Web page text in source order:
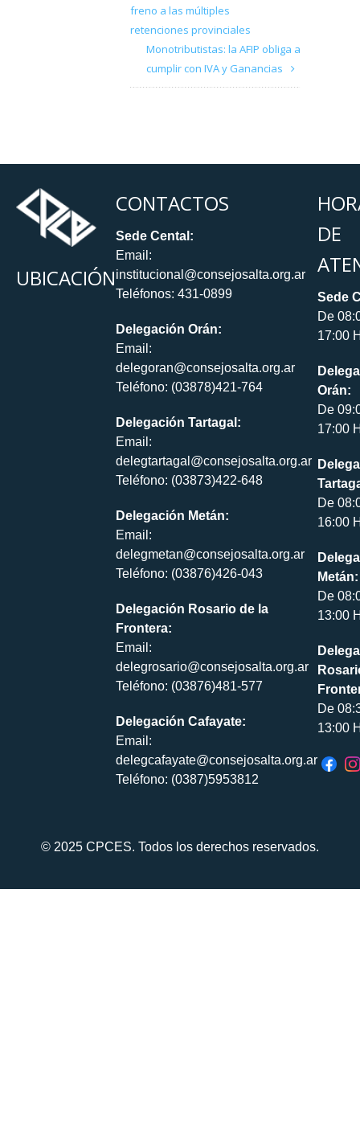
freno a las múltiples
retenciones provinciales
Monotributistas: la AFIP obliga a
cumplir con IVA y Ganancias
UBICACIÓN
CONTACTOS
Sede Cental:
Email:
institucional@consejosalta.org.ar
Teléfonos: 431-0899
Delegación Orán:
Email:
delegoran@consejosalta.org.ar
Teléfono: (03878)421-764
Delegación Tartagal:
Email:
delegtartagal@consejosalta.org.ar
Teléfono: (03873)422-648
Delegación Metán:
Email:
delegmetan@consejosalta.org.ar
Teléfono: (03876)426-043
Delegación Rosario de la
Frontera:
Email:
delegrosario@consejosalta.org.ar
Teléfono: (03876)481-577
Delegación Cafayate:
Email:
delegcafayate@consejosalta.org.ar
Teléfono: (0387)5953812
DE
Sede
De
17:00
Orán:
De
17:00
De
16:00
Metán:
De
13:00
De
13:00
© 2025 CPCES. Todos los derechos reservados.